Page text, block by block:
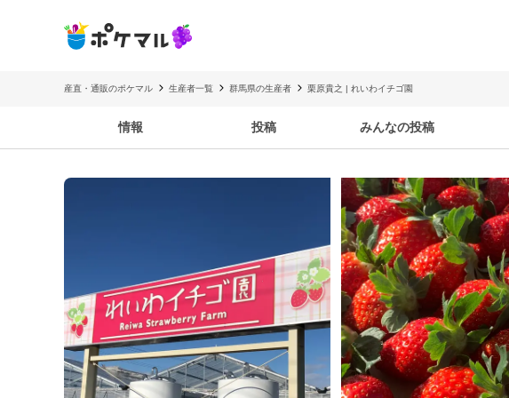
産直・通販のポケマル 生産者一覧 群馬県の生産者 栗原貴之 | れいわイチゴ園
情報 投稿 みんなの投稿